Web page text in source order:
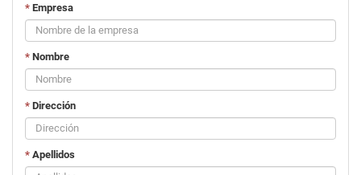
* Empresa
* Nombre
* Dirección
* Apellidos